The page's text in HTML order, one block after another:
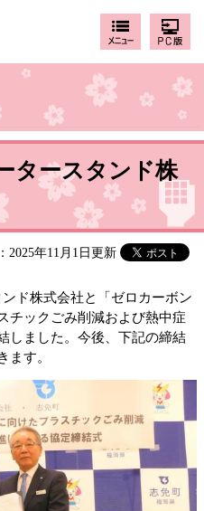
タースタンド株
2025年11月1日更新
ド株式会社と「ゼロカーボン
チックごみ削減および熱中症
しました。今後、下記の締結
ます。​